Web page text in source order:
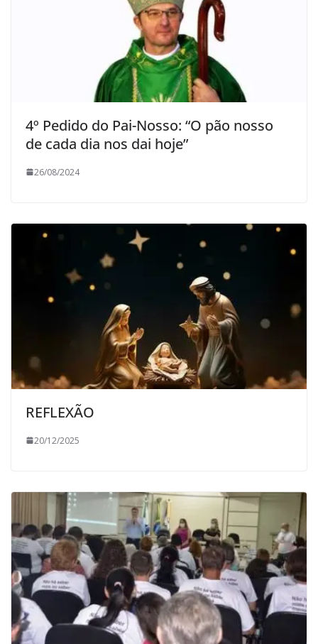
4º Pedido do Pai-Nosso: “O pão nosso
de cada dia nos dai hoje”
26/08/2024
REFLEXÃO
20/12/2025